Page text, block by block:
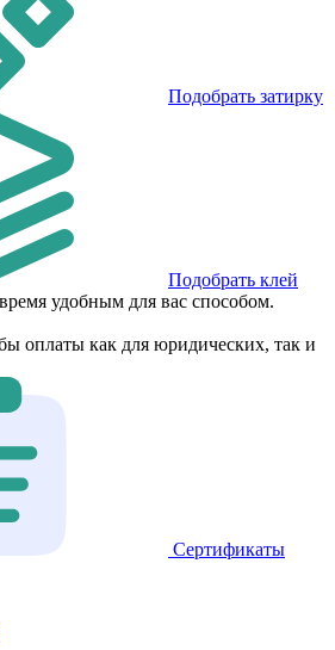
Подобрать затирку
Подобрать клей
удобным для вас способом.
оплаты как для юридических, так и
Сертификаты